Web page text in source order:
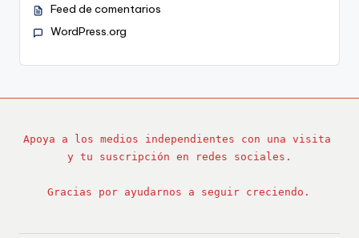
Feed de comentarios
WordPress.org
Apoya a los medios independientes con una visita
y tu suscripción en redes sociales.
Gracias por ayudarnos a seguir creciendo.